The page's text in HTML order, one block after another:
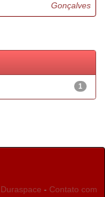
Gonçalves
1
Duraspace - Contato com